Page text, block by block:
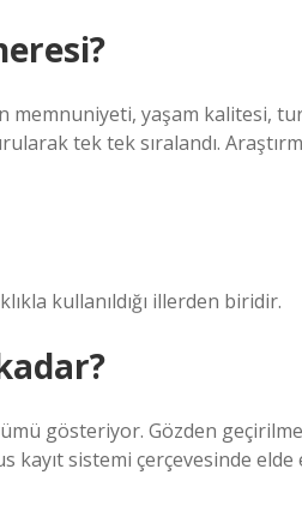
memnuniyeti, yaşam kalitesi,
tek tek sıralandı.
kullanıldığı illerden biridir.
gösteriyor. Gözden
sistemi çerçevesinde elde